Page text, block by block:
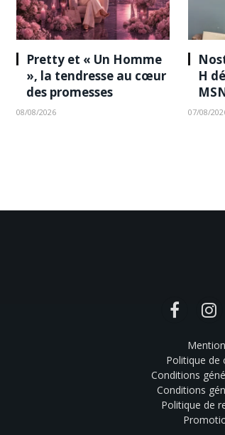
Pretty et « Un Homme
», la tendresse au cœur
des promesses
08/08/2026
H
07/08/
Facebook
Politique de
Conditions
Conditions
Politique de